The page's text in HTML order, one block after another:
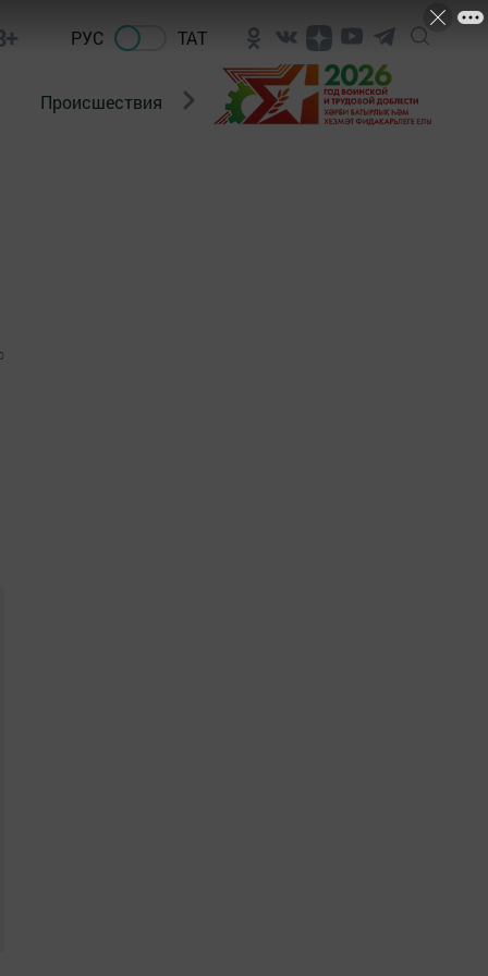
РУС ТАТ
Происшествия Новости Госавтоинспекции